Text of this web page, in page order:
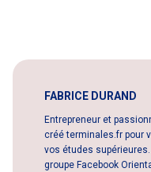
FABRICE DURAND
Entrepreneur et
créé terminales.fr pour
vos études
groupe Facebook